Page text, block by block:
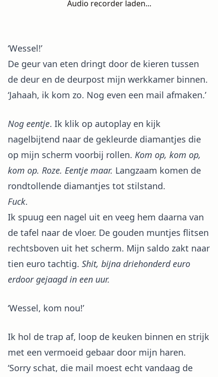
Audio recorder laden...
‘Wessel!’
De geur van eten dringt door de kieren tussen
de deur en de deurpost mijn werkkamer binnen.
‘Jahaah, ik kom zo. Nog even een mail afmaken.’
Nog eentje. Ik klik op autoplay en kijk
nagelbijtend naar de gekleurde diamantjes die
op mijn scherm voorbij rollen. Kom op, kom op,
kom op. Roze. Eentje maar. Langzaam komen de
rondtollende diamantjes tot stilstand.
Fuck.
Ik spuug een nagel uit en veeg hem daarna van
de tafel naar de vloer. De gouden muntjes flitsen
rechtsboven uit het scherm. Mijn saldo zakt naar
tien euro tachtig. Shit, bijna driehonderd euro
erdoor gejaagd in een uur.
‘Wessel, kom nou!’
Ik hol de trap af, loop de keuken binnen en strijk
met een vermoeid gebaar door mijn haren.
‘Sorry schat, die mail moest echt vandaag de